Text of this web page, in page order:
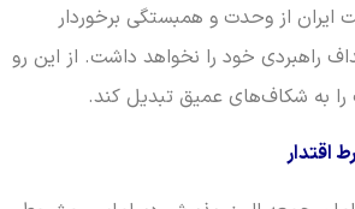
ایران از وحدت و همبستگی برخوردار
راهبردی خود را نخواهد داشت. از این رو
را به شکاف‌های عمیق تبدیل کند.
اقتدار